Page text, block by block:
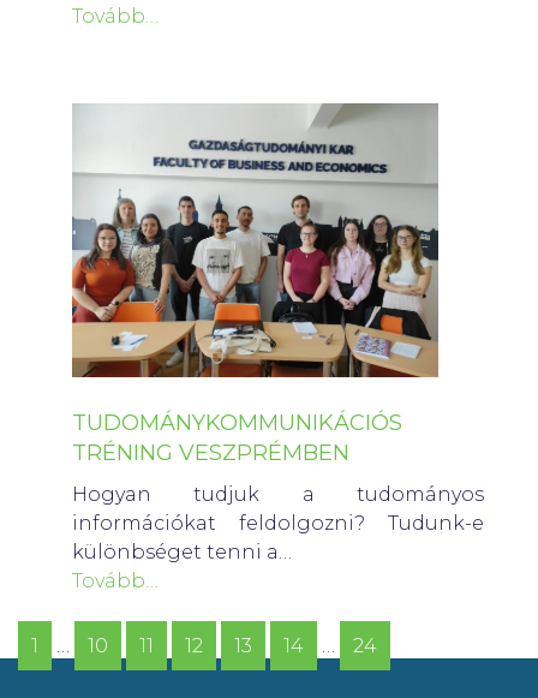
Tovább…
TUDOMÁNYKOMMUNIKÁCIÓS
TRÉNING VESZPRÉMBEN
Hogyan tudjuk a tudományos
információkat feldolgozni? Tudunk-e
különbséget tenni a…
Tovább…
1 … 10 11 12 13 14 … 24